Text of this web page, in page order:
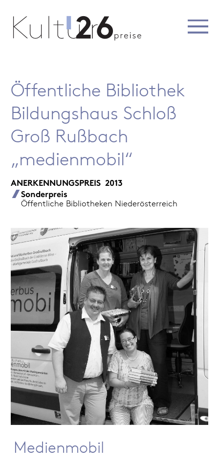
Öffentliche Bibliothek
Bildungshaus Schloß
Groß Rußbach
„medienmobil“
ANERKENNUNGSPREIS 2013
Sonderpreis
Öffentliche Bibliotheken Niederösterreich
Medienmobil